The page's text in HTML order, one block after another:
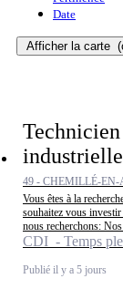
Date
Afficher la carte
49 - CHEMILLÉ-EN-
Vous êtes à la
souhaitez vous
nous recherchons: Nos
CDI - Temps
Publié il y a 5 jours